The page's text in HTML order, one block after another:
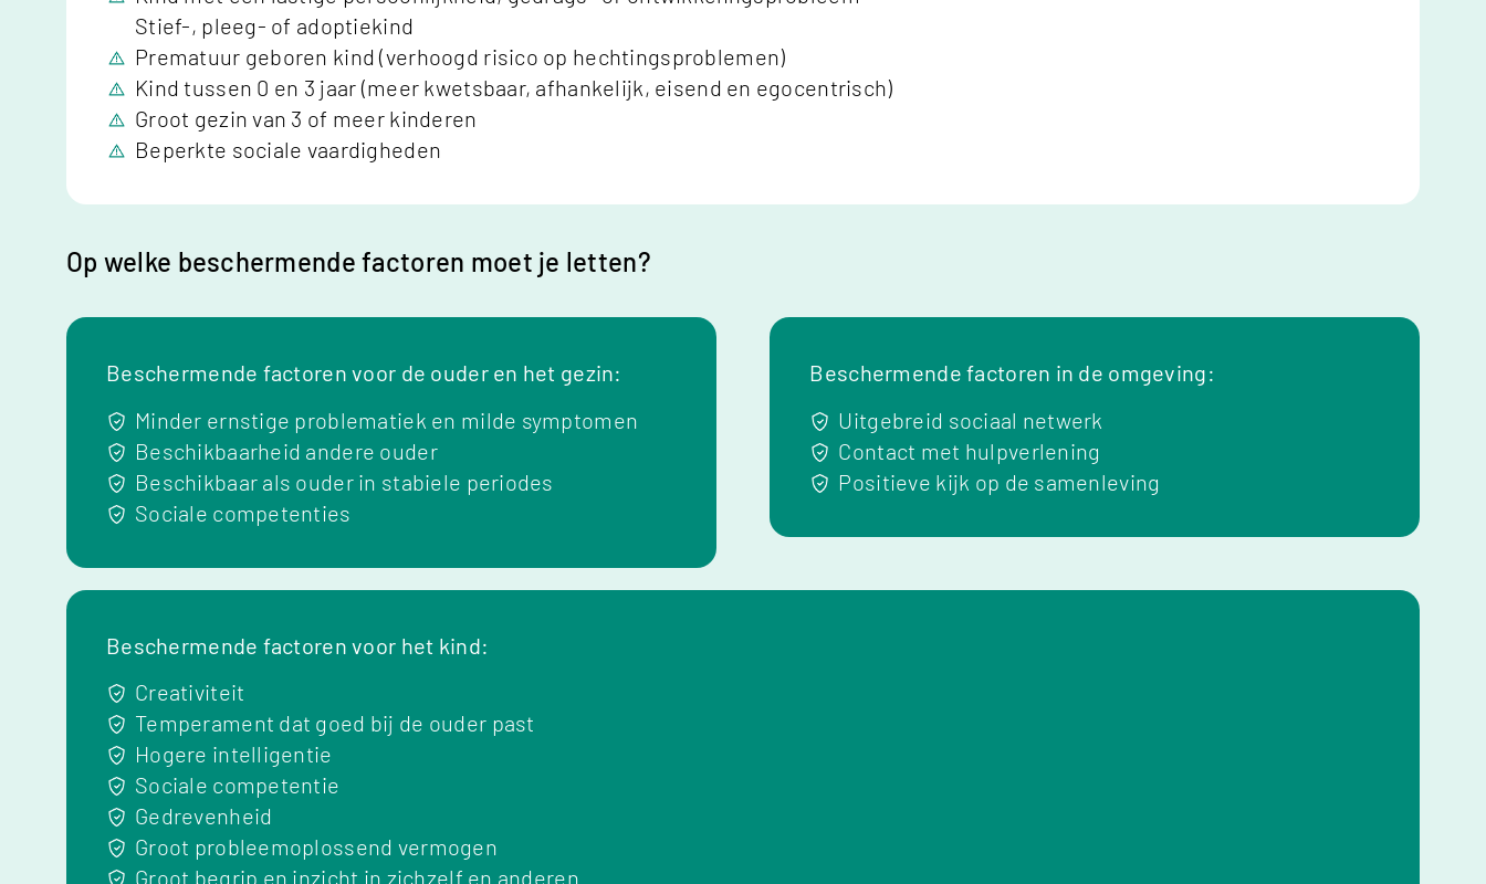
Stief-, pleeg- of adoptiekind
Prematuur geboren kind (verhoogd risico op hechtingsproblemen)
Kind tussen 0 en 3 jaar (meer kwetsbaar, afhankelijk, eisend en egocentrisch)
Groot gezin van 3 of meer kinderen
Beperkte sociale vaardigheden
Op welke beschermende factoren moet je letten?
Beschermende factoren voor de ouder en het gezin:
Minder ernstige problematiek en milde symptomen
Beschikbaarheid andere ouder
Beschikbaar als ouder in stabiele periodes
Sociale competenties
Beschermende factoren in de omgeving:
Uitgebreid sociaal netwerk
Contact met hulpverlening
Positieve kijk op de samenleving
Beschermende factoren voor het kind:
Creativiteit
Temperament dat goed bij de ouder past
Hogere intelligentie
Sociale competentie
Gedrevenheid
Groot probleemoplossend vermogen
Groot begrip en inzicht in zichzelf en anderen